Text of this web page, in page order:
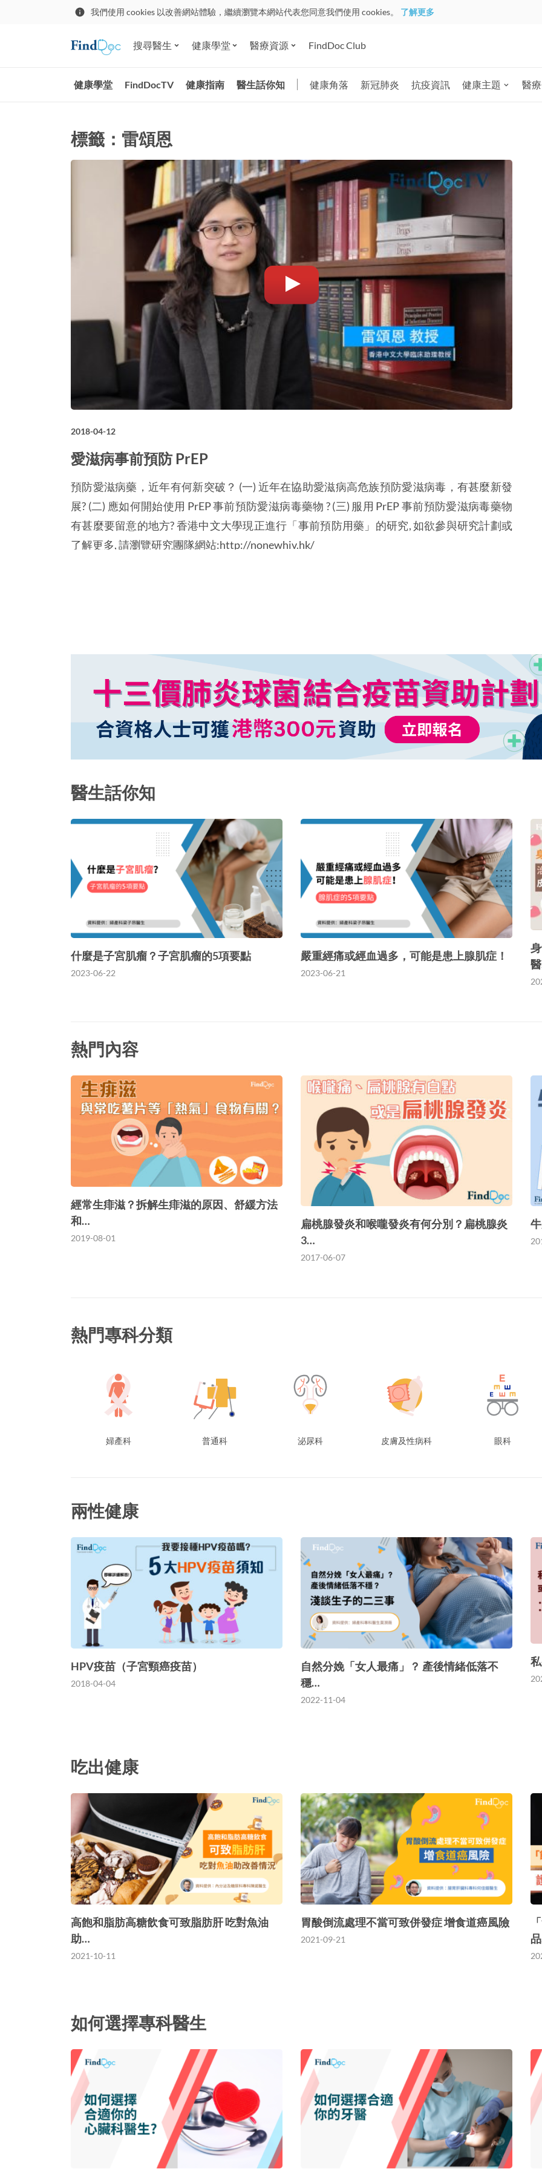
我們使用 cookies 以改善網站體驗，繼續瀏覽本網站代表您同意我們使用 cookies。 了解更多
搜尋醫生 健康學堂 醫療資源 FindDoc Club
健康學堂 FindDocTV 健康指南 醫生話你知 健康角落 新冠肺炎 抗疫資訊 健康主題 醫
標籤：雷頌恩
2018-04-12
愛滋病事前預防 PrEP
預防愛滋病藥，近年有何新突破？ (一) 近年在協助愛滋病高危族預防愛滋病毒，有甚麼新發
展? (二) 應如何開始使用 PrEP 事前預防愛滋病毒藥物 ? (三) 服用 PrEP 事前預防愛滋病毒藥物
有甚麼要留意的地方? 香港中文大學現正進行「事前預防用藥」的研究, 如欲參與研究計劃或
了解更多, 請瀏覽研究團隊網站:http://nonewhiv.hk/
醫生話你知
什麼是子宮肌瘤？子宮肌瘤的5項要點
2023-06-22
嚴重經痛或經血過多，可能是患上腺肌症！
2023-06-21
熱門內容
經常生痱滋？拆解生痱滋的原因、舒緩方法
和…
2019-08-01
扁桃腺發炎和喉嚨發炎有何分別？扁桃腺炎
3…
2017-06-07
熱門專科分類
婦產科 普通科 泌尿科 皮膚及性病科 眼科
兩性健康
HPV疫苗（子宮頸癌疫苗）
2018-04-04
自然分娩「女人最痛」？ 產後情緒低落不
穩…
2022-11-04
吃出健康
高飽和脂肪高糖飲食可致脂肪肝 吃對魚油
助…
2021-10-11
胃酸倒流處理不當可致併發症 增食道癌風險
2021-09-21
如何選擇專科醫生